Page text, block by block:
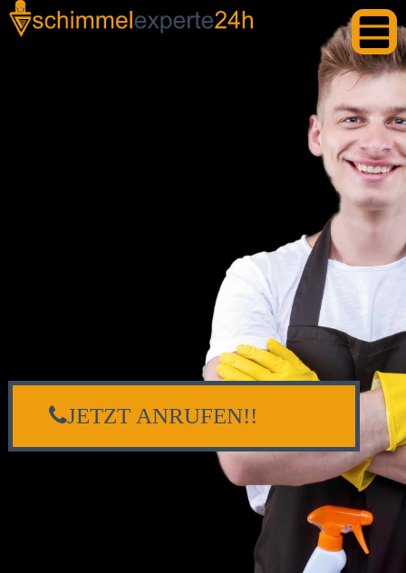
JETZT ANRUFEN!!